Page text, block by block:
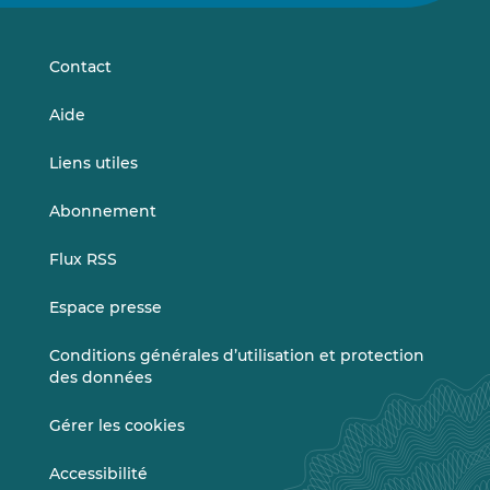
Contact
Aide
Liens utiles
Abonnement
Flux RSS
Espace presse
Conditions générales d’utilisation et protection
des données
Gérer les cookies
Accessibilité